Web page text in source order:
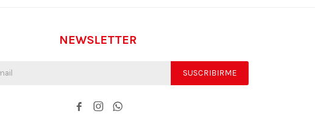
NEWSLETTER
SUSCRIBIRME
  